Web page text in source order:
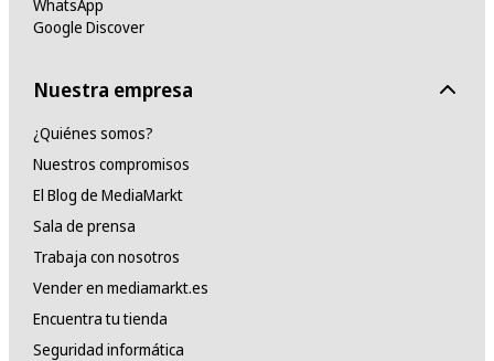
WhatsApp
Google Discover
Nuestra empresa
¿Quiénes somos?
Nuestros compromisos
El Blog de MediaMarkt
Sala de prensa
Trabaja con nosotros
Vender en mediamarkt.es
Encuentra tu tienda
Seguridad informática